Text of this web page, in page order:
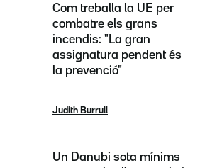
Com treballa la UE per
combatre els grans
incendis: "La gran
assignatura pendent és
la prevenció"
Judith Burrull
Un Danubi sota mínims